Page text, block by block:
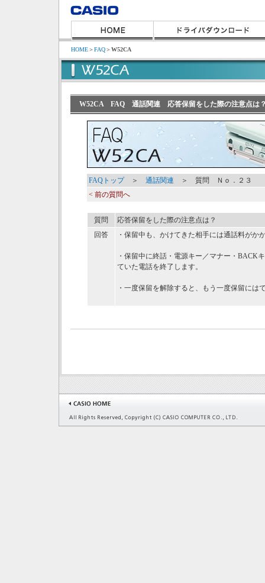
HOME＞FAQ＞W52CA
W52CA FAQ 通話関連 応答保留をした際の注意点は
FAQトップ＞ 通話関連 ＞ 質問 Ｎｏ．２３
< 前の質問へ
質問
応答保留をした際の注意点は？
回答
・保留中も、かけてきた相手には通話料がか
・保留中に終話・電源キー／マナー・BACK
ていた電話を終了します。
・一度保留を解除すると、もう一度保留には